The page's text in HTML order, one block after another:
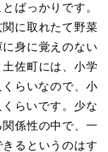
ばっかりです。
に取れたて野菜
身に覚えのない
佐町には、小学
らいなので、小
らいです。少な
係性の中で、一
るというのはす